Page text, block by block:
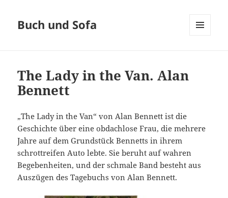
Buch und Sofa
The Lady in the Van. Alan
Bennett
„The Lady in the Van“ von Alan Bennett ist die
Geschichte über eine obdachlose Frau, die mehrere
Jahre auf dem Grundstück Bennetts in ihrem
schrottreifen Auto lebte. Sie beruht auf wahren
Begebenheiten, und der schmale Band besteht aus
Auszügen des Tagebuchs von Alan Bennett.